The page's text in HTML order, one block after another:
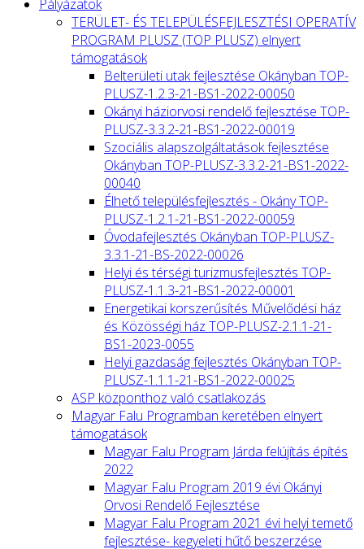
Pályázatok
TERÜLET- ÉS TELEPÜLÉSFEJLESZTÉSI OPERATÍV
PROGRAM PLUSZ (TOP PLUSZ) elnyert
támogatások
Belterületi utak fejlesztése Okányban TOP-
PLUSZ-1.2.3-21-BS1-2022-00050
Okányi háziorvosi rendelő fejlesztése TOP-
PLUSZ-3.3.2-21-BS1-2022-00019
Szociális alapszolgáltatások fejlesztése
Okányban TOP-PLUSZ-3.3.2-21-BS1-2022-
00040
Élhető településfejlesztés - Okány TOP-
PLUSZ-1.2.1-21-BS1-2022-00059
Óvodafejlesztés Okányban TOP-PLUSZ-
3.3.1-21-BS-2022-00026
Helyi és térségi turizmusfejlesztés TOP-
PLUSZ-1.1.3-21-BS1-2022-00001
Energetikai korszerűsítés Művelődési ház
és Közösségi ház TOP-PLUSZ-2.1.1-21-
BS1-2023-0055
Helyi gazdaság fejlesztés Okányban TOP-
PLUSZ-1.1.1-21-BS1-2022-00025
ASP központhoz való csatlakozás
Magyar Falu Programban keretében elnyert
támogatások
Magyar Falu Program Járda felújítás építés
2022
Magyar Falu Program 2019 évi Okányi
Orvosi Rendelő Fejlesztése
Magyar Falu Program 2021 évi helyi temető
fejlesztése- kegyeleti hűtő beszerzése